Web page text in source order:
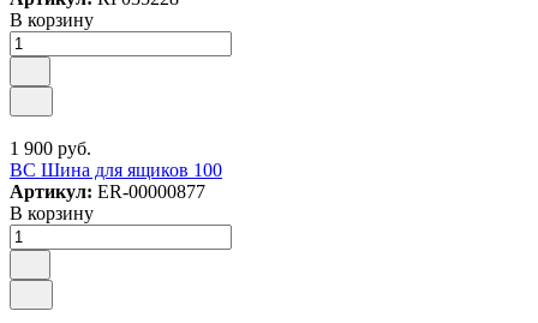
В корзину
1 900 руб.
ВС Шина для ящиков 100
Артикул: ER-00000877
В корзину